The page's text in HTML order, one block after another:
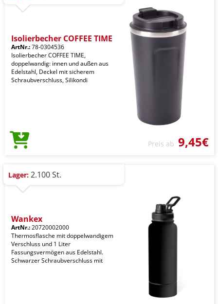
Isolierbecher COFFEE TIME
ArtNr.:78-0304536
Isolierbecher COFFEE TIME,
doppelwandig: innen und außen aus
Edelstahl, Deckel mit sicherem
Schraubverschluss, Silikondi
Preis ab 9,45€
Lager: 2.100 St.
Wankex
ArtNr.:20720002000
Thermosflasche mit doppelwandigem
Verschluss und 1 Liter
Fassungsvermögen aus Edelstahl.
Schwarzer Schraubverschluss mit